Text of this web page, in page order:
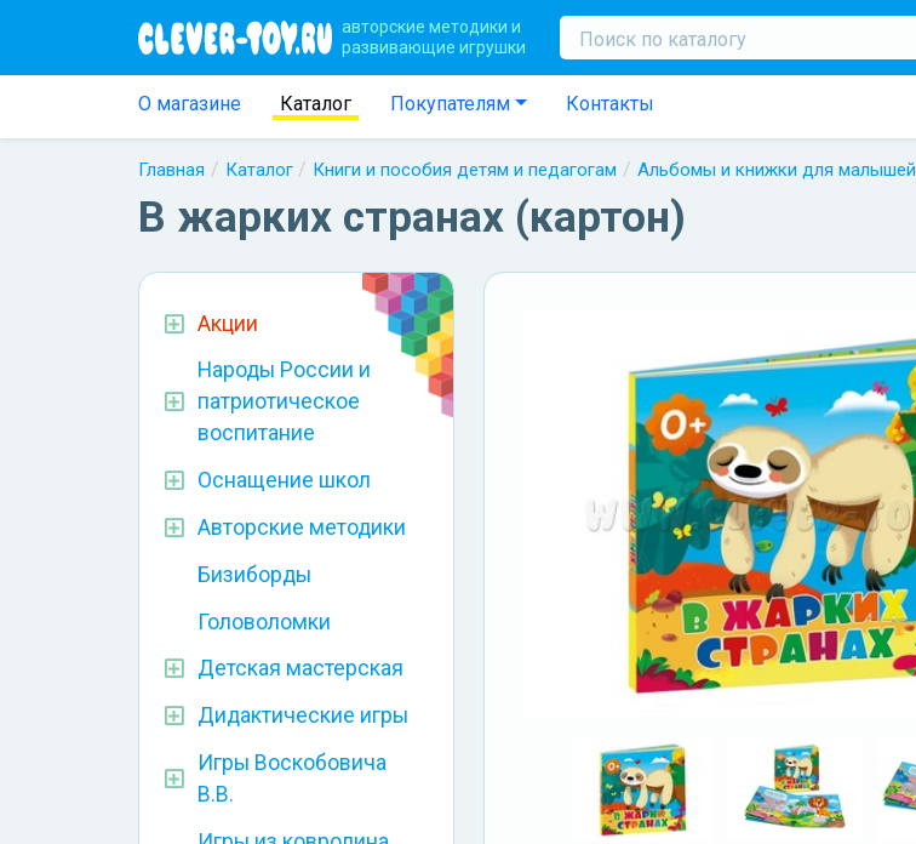
авторские методики и
развивающие игрушки
О магазине Каталог Покупателям Контакты
Главная Каталог Книги и пособия детям и педагогам Альбомы и книжки для малышей
В жарких странах (картон)
Акции
Народы России и
патриотическое
воспитание
Оснащение школ
Авторские методики
Бизиборды
Головоломки
Детская мастерская
Дидактические игры
Игры Воскобовича
В.В.